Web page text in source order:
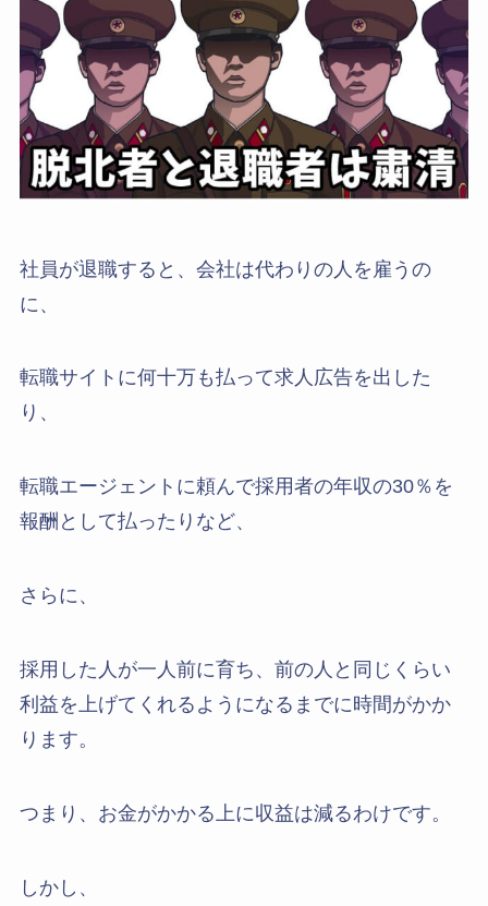
社員が退職すると、会社は代わりの人を雇うの
に、
転職サイトに何十万も払って求人広告を出した
り、
転職エージェントに頼んで採用者の年収の30％を
報酬として払ったりなど、
さらに、
採用した人が一人前に育ち、前の人と同じくらい
利益を上げてくれるようになるまでに時間がかか
ります。
つまり、お金がかかる上に収益は減るわけです。
しかし、